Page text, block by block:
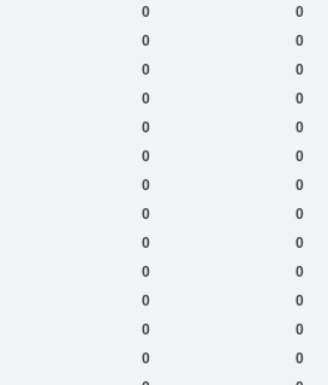
0
0
0
0
0
0
0
0
0
0
0
0
0
0
0
0
0
0
0
0
0
0
0
0
0
0